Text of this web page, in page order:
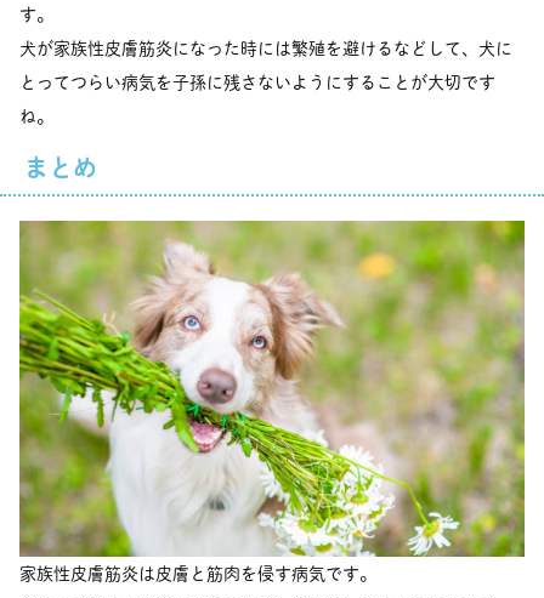
す。
犬が家族性皮膚筋炎になった時には繁殖を避けるなどして、犬に
とってつらい病気を子孫に残さないようにすることが大切です
ね。
まとめ
家族性皮膚筋炎は皮膚と筋肉を侵す病気です。